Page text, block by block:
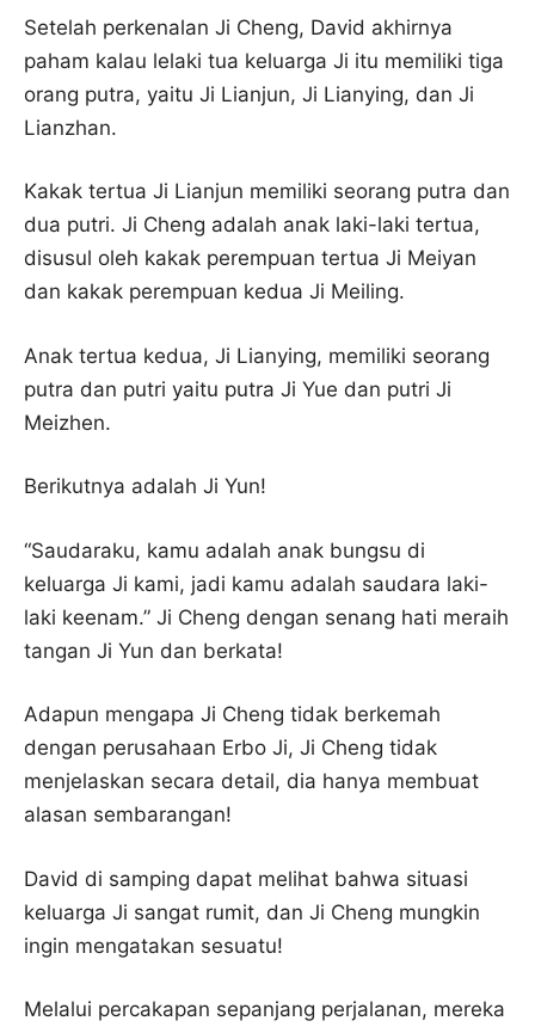
Setelah perkenalan Ji Cheng, David akhirnya
paham kalau lelaki tua keluarga Ji itu memiliki tiga
orang putra, yaitu Ji Lianjun, Ji Lianying, dan Ji
Lianzhan.
Kakak tertua Ji Lianjun memiliki seorang putra dan
dua putri. Ji Cheng adalah anak laki-laki tertua,
disusul oleh kakak perempuan tertua Ji Meiyan
dan kakak perempuan kedua Ji Meiling.
Anak tertua kedua, Ji Lianying, memiliki seorang
putra dan putri yaitu putra Ji Yue dan putri Ji
Meizhen.
Berikutnya adalah Ji Yun!
“Saudaraku, kamu adalah anak bungsu di
keluarga Ji kami, jadi kamu adalah saudara laki-
laki keenam.” Ji Cheng dengan senang hati meraih
tangan Ji Yun dan berkata!
Adapun mengapa Ji Cheng tidak berkemah
dengan perusahaan Erbo Ji, Ji Cheng tidak
menjelaskan secara detail, dia hanya membuat
alasan sembarangan!
David di samping dapat melihat bahwa situasi
keluarga Ji sangat rumit, dan Ji Cheng mungkin
ingin mengatakan sesuatu!
Melalui percakapan sepanjang perjalanan, mereka